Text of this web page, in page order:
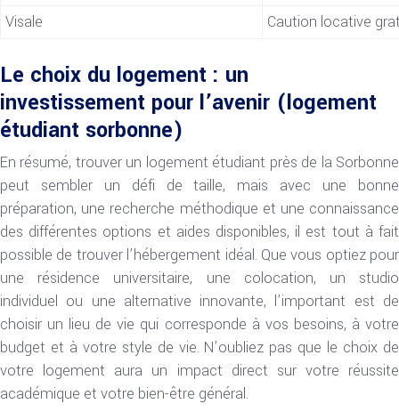
Visale
Caution locative
Le choix du logement : un
investissement pour l’avenir (logement
étudiant sorbonne)
En résumé, trouver un logement étudiant près de la Sorbonne
peut sembler un défi de taille, mais avec une bonne
préparation, une recherche méthodique et une connaissance
des différentes options et aides disponibles, il est tout à fait
possible de trouver l’hébergement idéal. Que vous optiez pour
une résidence universitaire, une colocation, un studio
individuel ou une alternative innovante, l’important est de
choisir un lieu de vie qui corresponde à vos besoins, à votre
budget et à votre style de vie. N’oubliez pas que le choix de
votre logement aura un impact direct sur votre réussite
académique et votre bien-être général.